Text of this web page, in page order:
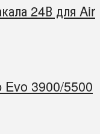
24В для Air
Evo 3900/5500